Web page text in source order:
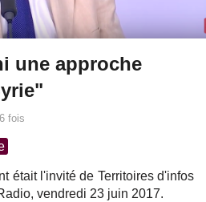
une approche
fois
était l'invité de Territoires d'infos
vendredi 23 juin 2017.